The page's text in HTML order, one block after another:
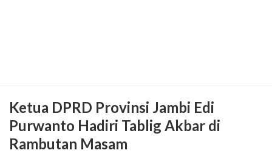
Ketua DPRD Provinsi Jambi Edi
Purwanto Hadiri Tablig Akbar di
Rambutan Masam